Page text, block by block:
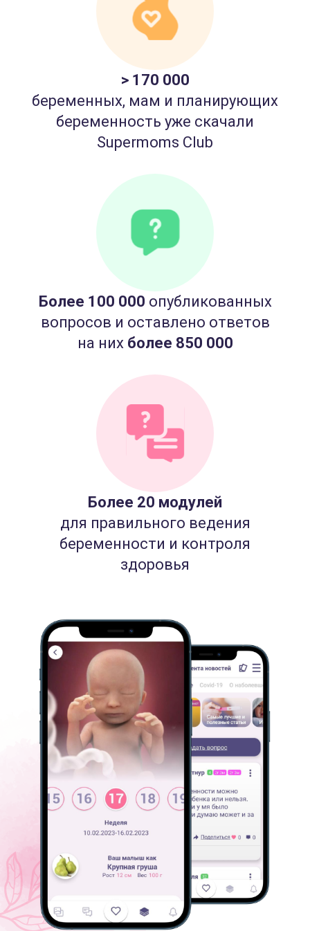
> 170 000
беременных, мам и планирующих
беременность уже скачали
Supermoms Club
Более 100 000 опубликованных
вопросов и оставлено ответов
на них более 850 000
Более 20 модулей
для правильного ведения
беременности и контроля
здоровья